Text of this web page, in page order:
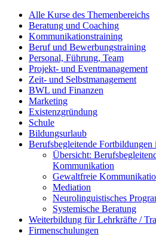
Alle Kurse des Themenbereichs
Beratung und Coaching
Kommunikationstraining
Beruf und Bewerbungstraining
Personal, Führung, Team
Projekt- und Eventmanagement
Zeit- und Selbstmanagement
BWL und Finanzen
Marketing
Existenzgründung
Schule
Bildungsurlaub
Berufsbegleitende
Übersicht:
Kommunikation
Gewaltfreie
Mediation
Neurolinguistisches
Systemische Beratung
Weiterbildung für Lehrkräfte /
Firmenschulungen